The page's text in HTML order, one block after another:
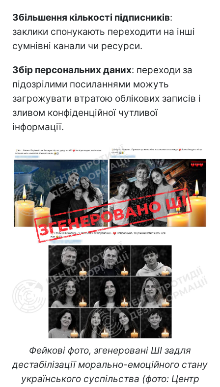
Збільшення кількості підписників:
заклики спонукають переходити на інші
сумнівні канали чи ресурси.
Збір персональних даних: переходи за
підозрілими посиланнями можуть
загрожувати втратою облікових записів і
зливом конфіденційної чутливої
інформації.
Фейкові фото, згенеровані ШІ задля
дестабілізації морально-емоційного стану
українського суспільства (фото: Центр